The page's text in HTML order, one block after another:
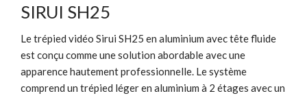
SIRUI SH25
Le trépied vidéo Sirui SH25 en aluminium avec tête fluide
est conçu comme une solution abordable avec une
apparence hautement professionnelle. Le système
comprend un trépied léger en aluminium à 2 étages avec un